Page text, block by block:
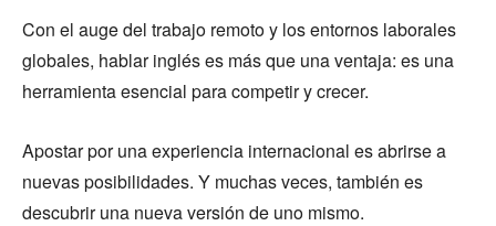
Con el auge del trabajo remoto y los entornos laborales
globales, hablar inglés es más que una ventaja: es una
herramienta esencial para competir y crecer.
Apostar por una experiencia internacional es abrirse a
nuevas posibilidades. Y muchas veces, también es
descubrir una nueva versión de uno mismo.